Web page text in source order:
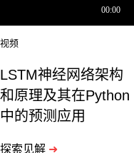
视频
LSTM神经网络架构
和原理及其在Python
中的预测应用
探索见解 ➜